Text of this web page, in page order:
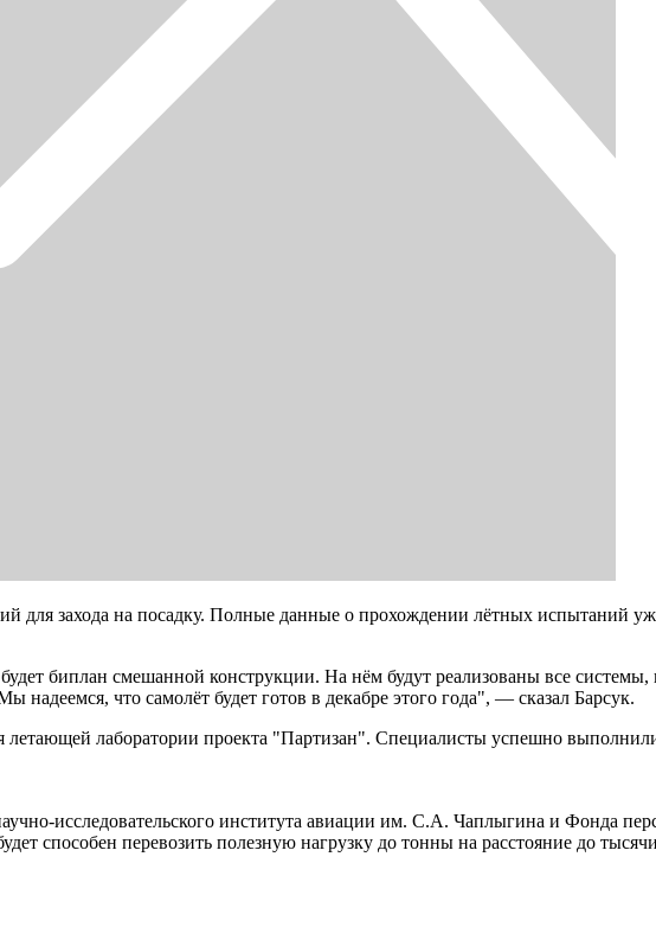
для захода на посадку. Полные данные о прохождении лётных испытаний
биплан смешанной конструкции. На нём будут реализованы все
что самолёт будет готов в декабре этого года", — сказал Барсук.
лаборатории проекта "Партизан". Специалисты успешно
исследовательского института авиации им. С.А. Чаплыгина и Фонда
способен перевозить полезную нагрузку до тонны на расстояние до